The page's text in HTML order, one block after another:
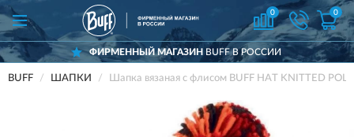
0 0
ФИРМЕННЫЙ МАГАЗИН BUFF В РОССИИ
BUFF ШАПКИ Шапка вязаная с флисом BUFF HAT KNITTED